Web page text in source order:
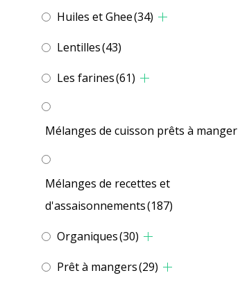
Huiles et Ghee(34)
Lentilles(43)
Les farines(61)
Mélanges de cuisson prêts à manger
Mélanges de recettes et
d'assaisonnements(187)
Organiques(30)
Prêt à mangers(29)